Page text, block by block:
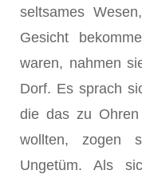
seltsames
Gesicht
waren, nahmen
Dorf. Es sprach
die das zu
wollten, zogen
Ungetüm. Als